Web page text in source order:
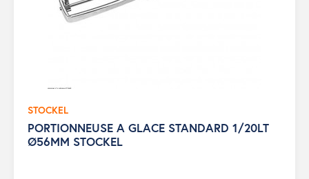
STOCKEL
PORTIONNEUSE A GLACE STANDARD 1/20LT
Ø56MM STOCKEL